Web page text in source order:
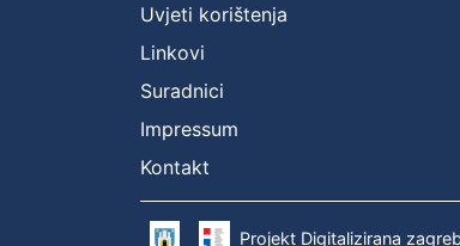
Uvjeti korištenja
Linkovi
Suradnici
Impressum
Kontakt
Projekt Digitalizirana